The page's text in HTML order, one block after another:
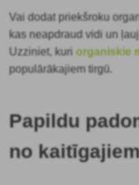
Vai dodat priekšroku
kas neapdraud vidi un
Uzziniet, kuriorganiskie
populārākajiem tirgū.
Papildu
no